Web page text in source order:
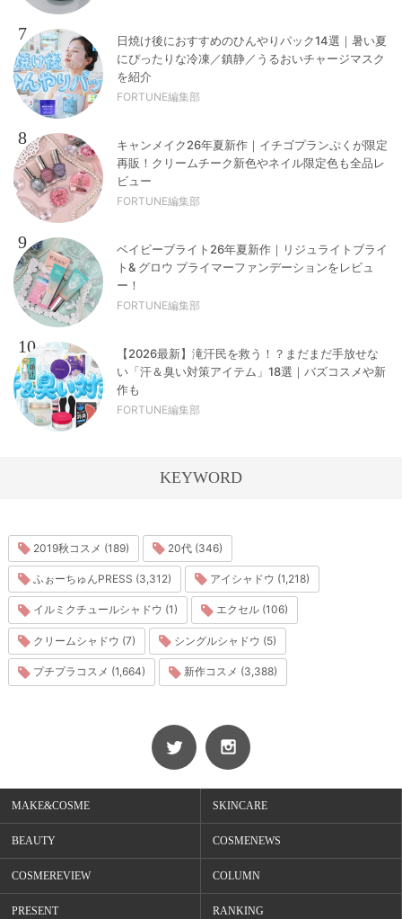
7
日焼け後におすすめのひんやりパック14選｜暑い夏
にぴったりな冷凍／鎮静／うるおいチャージマスク
を紹介
FORTUNE編集部
8
キャンメイク26年夏新作｜イチゴプランぷくが限定
再販！クリームチーク新色やネイル限定色も全品レ
ビュー
FORTUNE編集部
9
ベイビーブライト26年夏新作｜リジュライトブライ
ト& グロウ プライマーファンデーションをレビュ
ー！
FORTUNE編集部
10
【2026最新】滝汗民を救う！？まだまだ手放せな
い「汗＆臭い対策アイテム」18選｜バズコスメや新
作も
FORTUNE編集部
KEYWORD
2019秋コスメ (189) 20代 (346)
ふぉーちゅんPRESS (3,312) アイシャドウ (1,218)
イルミクチュールシャドウ (1) エクセル (106)
クリームシャドウ (7) シングルシャドウ (5)
プチプラコスメ (1,664) 新作コスメ (3,388)
MAKE&COSME SKINCARE
BEAUTY COSMENEWS
COSMEREVIEW COLUMN
PRESENT RANKING